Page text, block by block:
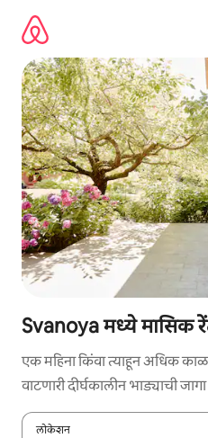
Svanoya मध्ये मासिक
एक महिना किंवा त्याहून अधिक
वाटणारी दीर्घकालीन भाड्याची
लोकेशन